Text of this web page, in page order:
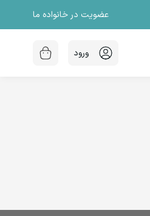
عضویت در خانواده ما
ورود